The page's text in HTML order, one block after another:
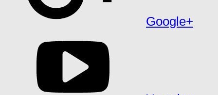
Google+